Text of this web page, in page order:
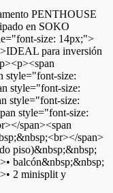
PENTHOUSE
en SOKO
size: 14px;">
para inversión
style="font-size:
style="font-size:
style="font-size:
style="font-size:
span><span
span>
piso)&nbsp;&nbsp;
balcón&nbsp;&nbsp;
2 minisplit y